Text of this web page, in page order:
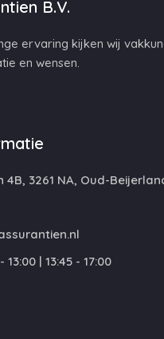
B.V.
ervaring kijken wij
en wensen.
3261 NA, Oud-
| 13:45 - 17:00